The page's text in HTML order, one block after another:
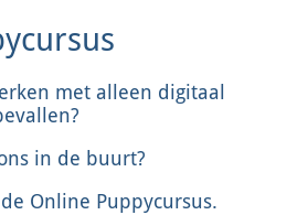
met alleen digitaal
in de buurt?
Online Puppycursus.